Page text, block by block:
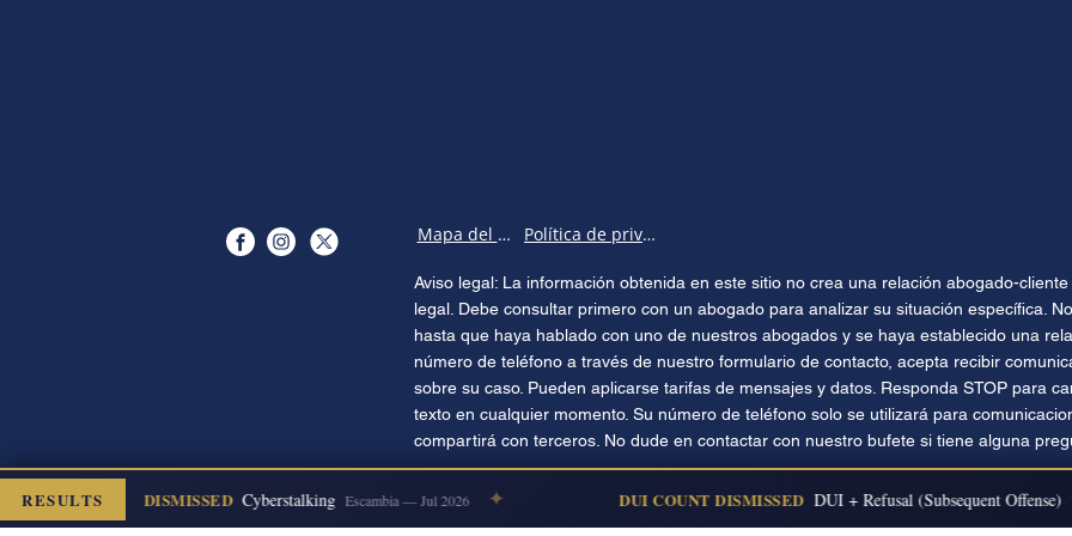
Mapa del sitio Política de privacidad
Aviso legal: La información obtenida en este sitio no crea una relación abogado-
legal. Debe consultar primero con un abogado para analizar su situación específica.
hasta que haya hablado con uno de nuestros abogados y se haya establecido una
número de teléfono a través de nuestro formulario de contacto, acepta recibir
sobre su caso. Pueden aplicarse tarifas de mensajes y datos. Responda STOP para
texto en cualquier momento. Su número de teléfono solo se utilizará para
compartirá con terceros. No dude en contactar con nuestro bufete si tiene alguna
RESULTS DISMISSED Cyberstalking Escambia — Jul 2026 DUI COUNT DISMISSED DUI + Refusal (Subsequent Offense)